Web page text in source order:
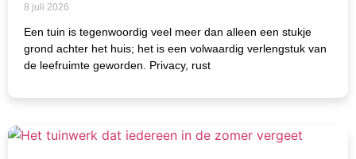
8 juli 2026
Een tuin is tegenwoordig veel meer dan alleen een stukje
grond achter het huis; het is een volwaardig verlengstuk van
de leefruimte geworden. Privacy, rust